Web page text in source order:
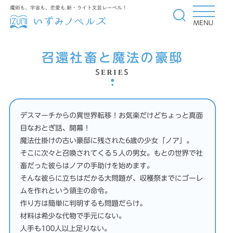
MENU
魔術も、宇宙も、恋愛も.新・ライト文芸レーベル！
召還社畜と魔法の豪邸
SERIES
デスマーチからの異世界転移！お気楽だけどちょっと真面
目なおとぎ話、開幕！
魔法仕掛けの古い豪邸に残された6歳の少女「ノア」。
そこに次々と召喚されてくる５人の男女。もとの世界で社
畜だった彼らはノアの手助けを始めます。
そんな彼らに立ちはだかる大問題が、収穫祭までにゴーレ
ムを作れという領主の命令。
作り方は簡単に判明するも問題だらけ。
材料は希少な代物で手元にない。
人手も100人以上足りない。